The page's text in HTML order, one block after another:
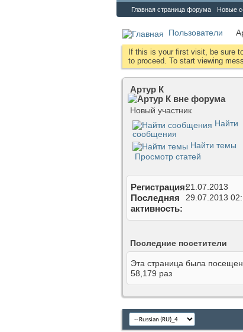
Главная страница форума Новые
Пользователи
If this is your first visit, be sure
to proceed. To start viewing
Артур К
Новый участник
Найти
сообщения
Найти темы
Просмотр статей
Регистрация21.07.2013
Последняя
активность
29.07.2013
Последние посетители
Эта страница была
58,179 раз